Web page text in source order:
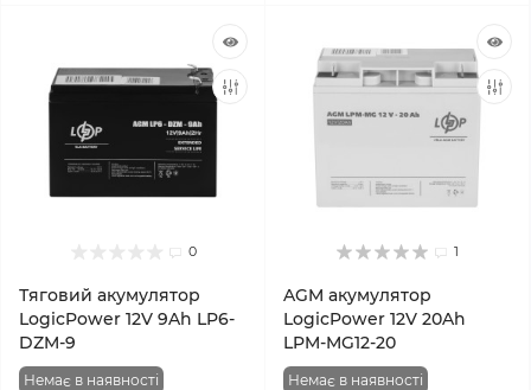
0
Тяговий акумулятор
LogicPower 12V 9Ah LP6-
DZM-9
Немає в наявності
1
AGM акумулятор
LogicPower 12V 20Ah
LPM-MG12-20
Немає в наявності